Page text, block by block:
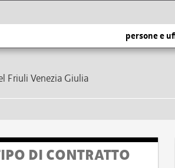
persone e
Friuli Venezia Giulia
DI CONTRATTO